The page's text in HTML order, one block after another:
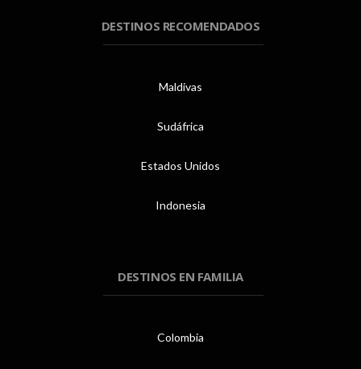
DESTINOS RECOMENDADOS
Maldivas
Sudáfrica
Estados Unidos
Indonesia
DESTINOS EN FAMILIA
Colombia